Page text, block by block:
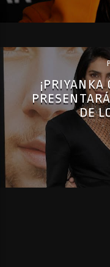
¡PRIYANKA
DE